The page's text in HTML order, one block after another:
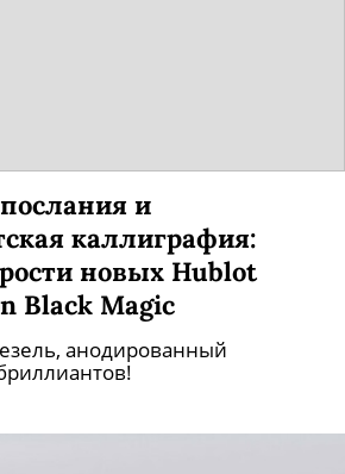
и
каллиграфия:
новых Hublot
Black Magic
анодированный